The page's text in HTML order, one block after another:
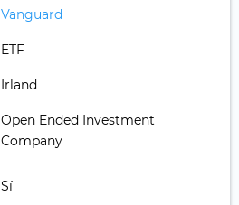
Vanguard
ETF
Irland
Open Ended Investment
Company
Sí